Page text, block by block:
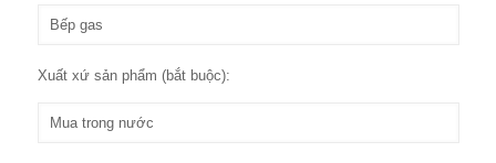
Xuất xứ sản phẩm (bắt buộc):